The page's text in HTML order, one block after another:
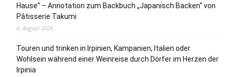
Hause“ – Annotation zum Backbuch „Japanisch Backen“ von
Pâtisserie Takumi
4. August 2026
Touren und trinken in Irpinien, Kampanien, Italien oder
Wohlsein während einer Weinreise durch Dörfer im Herzen der
Irpinia